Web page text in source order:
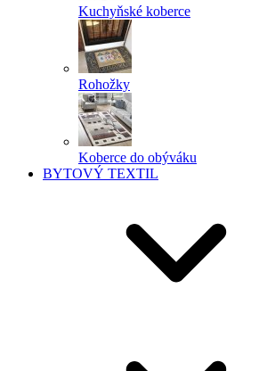
Kuchyňské koberce
Rohožky
Koberce do obýváku
BYTOVÝ TEXTIL